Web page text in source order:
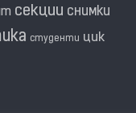
секции снимки
студенти цик